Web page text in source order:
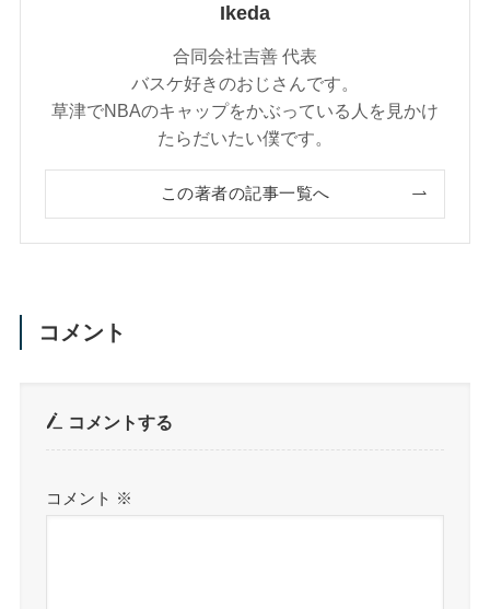
Ikeda
合同会社吉善 代表
バスケ好きのおじさんです。
草津でNBAのキャップをかぶっている人を見かけ
たらだいたい僕です。
この著者の記事一覧へ
コメント
コメントする
コメント ※